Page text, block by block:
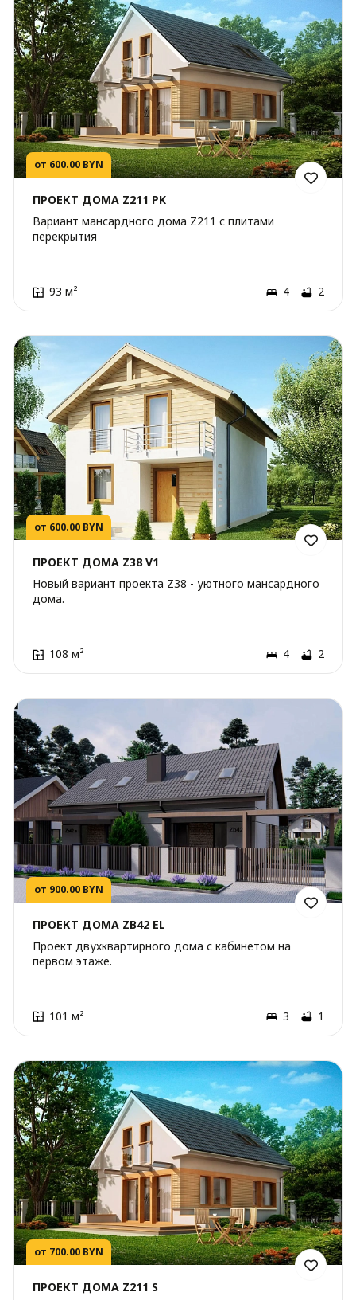
от 600.00 BYN
ПРОЕКТ ДОМА Z211 PK
Вариант мансардного дома Z211 с плитами
перекрытия
93 м² 4 2
от 600.00 BYN
ПРОЕКТ ДОМА Z38 V1
Новый вариант проекта Z38 - уютного мансардного
дома.
108 м² 4 2
от 900.00 BYN
ПРОЕКТ ДОМА ZB42 EL
Проект двухквартирного дома с кабинетом на
первом этаже.
101 м² 3 1
от 700.00 BYN
ПРОЕКТ ДОМА Z211 S